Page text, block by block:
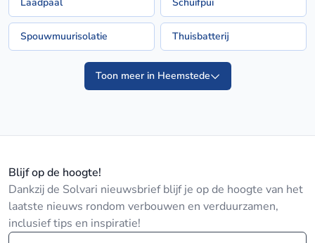
Spouwmuurisolatie Thuisbatterij
Toon meer in Heemstede
Blijf op de hoogte!
Dankzij de Solvari nieuwsbrief blijf je op de hoogte van het
laatste nieuws rondom verbouwen en verduurzamen,
inclusief tips en inspiratie!